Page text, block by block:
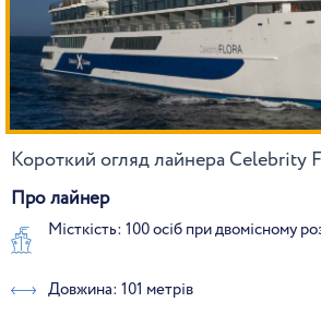
Короткий огляд лайнера Celebrity
Про лайнер
Місткість: 100 осіб при двомісному
Довжина: 101 метрів